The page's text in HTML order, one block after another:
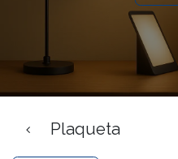
Plaqueta